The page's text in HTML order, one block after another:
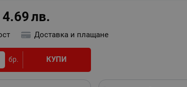
4.69лв.
Доставка и плащане
бр. КУПИ